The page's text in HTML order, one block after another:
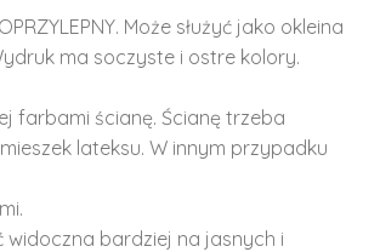
Może służyć jako okleina
ma soczyste i ostre kolory.
farbami ścianę. Ścianę trzeba
lateksu. W innym przypadku
widoczna bardziej na jasnych i